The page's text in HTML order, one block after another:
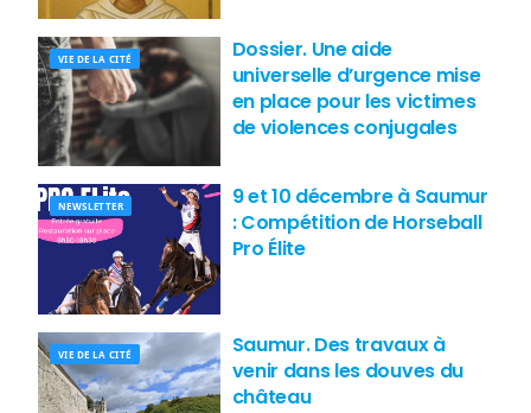
VIE DE LA CITÉ
Dossier. Une aide
universelle d’urgence mise
en place pour les victimes
de violences conjugales
NEWSLETTER
9 et 10 décembre à Saumur
: Compétition de Horseball
Pro Élite
VIE DE LA CITÉ
Saumur. Des travaux à
venir dans les douves du
château